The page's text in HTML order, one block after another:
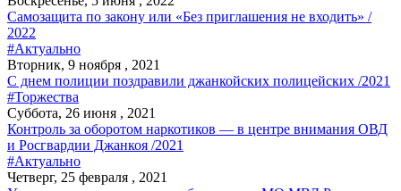
Самозащита по закону или «Без приглашения не входить» /
2022
#Актуально
Вторник, 9 ноября , 2021
С днем полиции поздравили джанкойских полицейских /2021
#Торжества
Суббота, 26 июня , 2021
Контроль за оборотом наркотиков — в центре внимания ОВД
и Росгвардии Джанкоя /2021
#Актуально
Четверг, 25 февраля , 2021